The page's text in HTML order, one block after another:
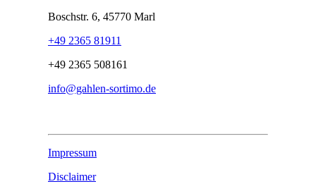
Boschstr. 6, 45770 Marl
+49 2365 81911
+49 2365 508161
info@gahlen-sortimo.de
Impressum
Disclaimer